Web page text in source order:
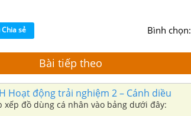
Chia sẻ Bình chọn:
Bài tiếp theo
Hoạt động trải nghiệm 2 – Cánh diều
đồ dùng cá nhân vào bảng dưới đây: